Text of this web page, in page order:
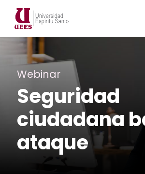
Webinar
Seguridad
ciudadana
ataque